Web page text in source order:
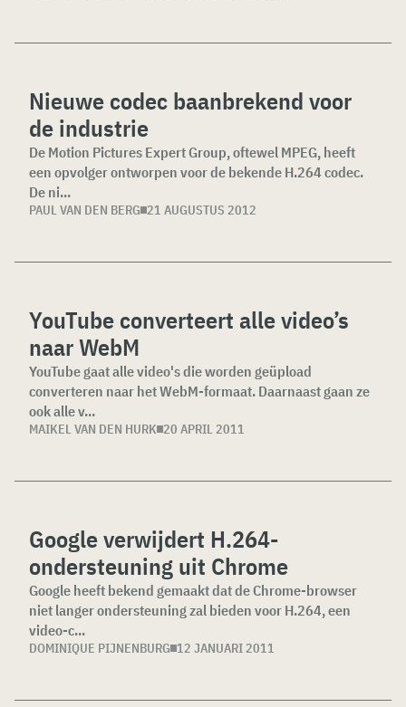
Nieuwe codec baanbrekend voor
de industrie
De Motion Pictures Expert Group, oftewel MPEG, heeft
een opvolger ontworpen voor de bekende H.264 codec.
De ni...
PAUL VAN DEN BERG 21 AUGUSTUS 2012
YouTube converteert alle video’s
naar WebM
YouTube gaat alle video's die worden geüpload
converteren naar het WebM-formaat. Daarnaast gaan ze
ook alle v...
MAIKEL VAN DEN HURK 20 APRIL 2011
Google verwijdert H.264-
ondersteuning uit Chrome
Google heeft bekend gemaakt dat de Chrome-browser
niet langer ondersteuning zal bieden voor H.264, een
video-c...
DOMINIQUE PIJNENBURG 12 JANUARI 2011